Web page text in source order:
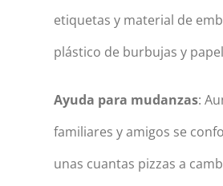
etiquetas y material de
plástico de burbujas y
Ayuda para mudanzas:
familiares y amigos se
unas cuantas pizzas a